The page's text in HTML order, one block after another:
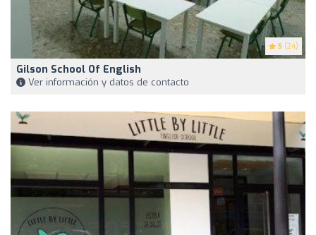
5 (24)
Gilson School Of English
Ver información y datos de contacto